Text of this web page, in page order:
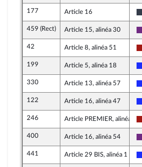
177 Article 16
459 (Rect) Article 15, alinéa 30
42 Article 8, alinéa 51
199 Article 5, alinéa 18
330 Article 13, alinéa 57
122 Article 16, alinéa 47
246 Article PREMIER, alinéa 178
400 Article 16, alinéa 54
441 Article 29 BIS, alinéa 1